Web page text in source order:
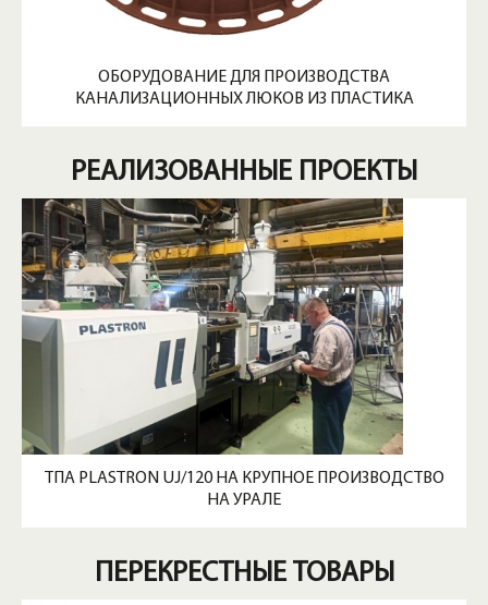
ОБОРУДОВАНИЕ ДЛЯ ПРОИЗВОДСТВА
КАНАЛИЗАЦИОННЫХ ЛЮКОВ ИЗ ПЛАСТИКА
РЕАЛИЗОВАННЫЕ ПРОЕКТЫ
ТПА PLASTRON UJ/120 НА КРУПНОЕ ПРОИЗВОДСТВО
НА УРАЛЕ
ПЕРЕКРЕСТНЫЕ ТОВАРЫ